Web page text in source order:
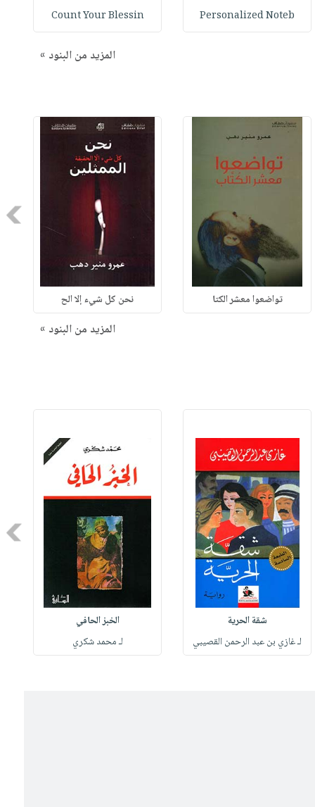
Personalized Noteb
Count Your Blessin
المزيد من البنود »
تواضعوا معشر الكتا نحن كل شيء إلا الح
المزيد من البنود »
شقة الحرية
لـ غازي بن عبد الرحمن القصيبي
الخبز الحافي
لـ محمد شكري